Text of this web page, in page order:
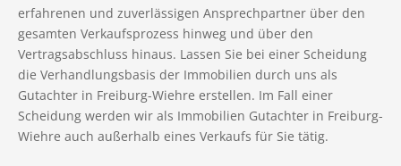
erfahrenen und zuverlässigen Ansprechpartner über den
gesamten Verkaufsprozess hinweg und über den
Vertragsabschluss hinaus. Lassen Sie bei einer Scheidung
die Verhandlungsbasis der Immobilien durch uns als
Gutachter in Freiburg-Wiehre erstellen. Im Fall einer
Scheidung werden wir als Immobilien Gutachter in Freiburg-
Wiehre auch außerhalb eines Verkaufs für Sie tätig.